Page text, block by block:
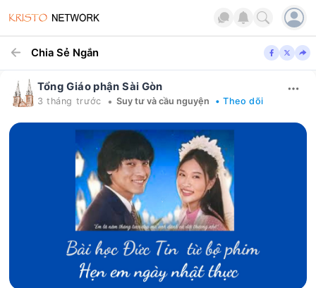
Chia Sẻ Ngắn
Tổng Giáo phận Sài Gòn
3 tháng trước • Suy tư và cầu nguyện • Theo dõi